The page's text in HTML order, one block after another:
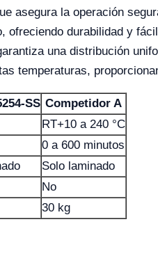
asegura la operación
ofreciendo durabilidad y
una distribución
temperaturas,
SS Competidor A
RT+10 a 240 °C
0 a 600 minutos
Solo laminado
No
30 kg